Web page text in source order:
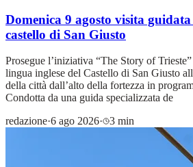
Domenica 9 agosto visita
castello di San Giusto
Prosegue l’iniziativa “The Story of
lingua inglese del Castello di San Giusto
della città dall’alto della fortezza in
Condotta da una guida specializzata de
redazione·6 ago 2026· 3 min